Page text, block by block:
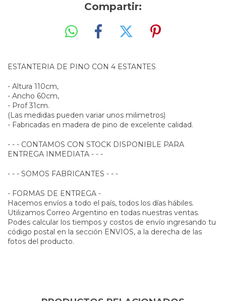
Compartir:
ESTANTERIA DE PINO CON 4 ESTANTES
- Altura 110cm,
- Ancho 60cm,
- Prof 31cm.
(Las medidas pueden variar unos milimetros)
- Fabricadas en madera de pino de excelente calidad.
- - - CONTAMOS CON STOCK DISPONIBLE PARA
ENTREGA INMEDIATA - - -
- - - SOMOS FABRICANTES - - -
- FORMAS DE ENTREGA -
Hacemos envíos a todo el país, todos los días hábiles.
Utilizamos Correo Argentino en todas nuestras ventas.
Podes calcular los tiempos y costos de envío ingresando tu
código postal en la sección ENVIOS, a la derecha de las
fotos del producto.